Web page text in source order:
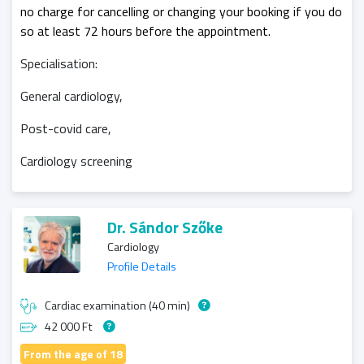
Dr. Sándor Szőke
Cardiology
Profile Details
Cardiac examination (40 min)
42 000 Ft
From the age of 18
no charge for cancelling or changing your booking if you do
so at least 72 hours before the appointment.
Specialisation:
General cardiology,
Post-covid care,
Cardiology screening